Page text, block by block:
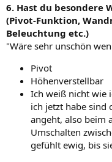
6. Hast du besondere
(Pivot-Funktion,
Beleuchtung etc.)
"Wäre sehr unschön
Pivot
Höhenverstellbar
Ich weiß nicht wie
ich jetzt habe sind
angeht, also beim
Umschalten
gefühlt ewig, bis